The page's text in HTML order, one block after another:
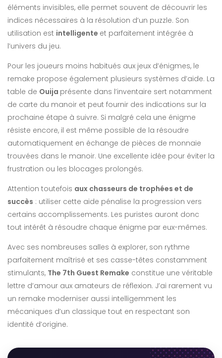
éléments invisibles, elle permet souvent de découvrir les
indices nécessaires à la résolution d’un puzzle. Son
utilisation est intelligente et parfaitement intégrée à
l’univers du jeu.
Pour les joueurs moins habitués aux jeux d’énigmes, le
remake propose également plusieurs systèmes d’aide. La
table de Ouija présente dans l’inventaire sert notamment
de carte du manoir et peut fournir des indications sur la
prochaine étape à suivre. Si malgré cela une énigme
résiste encore, il est même possible de la résoudre
automatiquement en échange de pièces de monnaie
trouvées dans le manoir. Une excellente idée pour éviter la
frustration ou les blocages prolongés.
Attention toutefois aux chasseurs de trophées et de
succès : utiliser cette aide pénalise la progression vers
certains accomplissements. Les puristes auront donc
tout intérêt à résoudre chaque énigme par eux-mêmes.
Avec ses nombreuses salles à explorer, son rythme
parfaitement maîtrisé et ses casse-têtes constamment
stimulants, The 7th Guest Remake constitue une véritable
lettre d’amour aux amateurs de réflexion. J’ai rarement vu
un remake moderniser aussi intelligemment les
mécaniques d’un classique tout en respectant son
identité d’origine.